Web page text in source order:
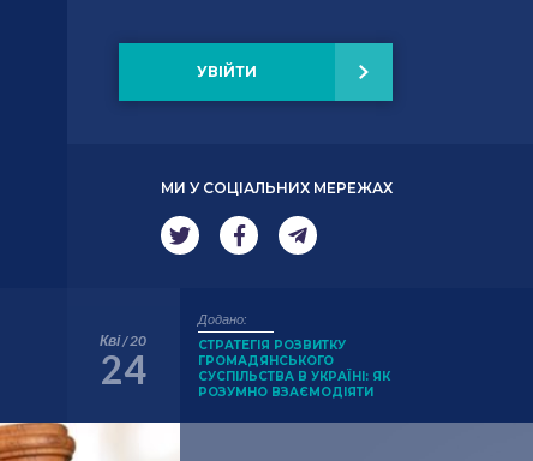
УВІЙТИ
МИ У СОЦІАЛЬНИХ МЕРЕЖАХ
Кві / 20
24
Додано:
СТРАТЕГІЯ РОЗВИТКУ
ГРОМАДЯНСЬКОГО
СУСПІЛЬСТВА В УКРАЇНІ: ЯК
РОЗУМНО ВЗАЄМОДІЯТИ